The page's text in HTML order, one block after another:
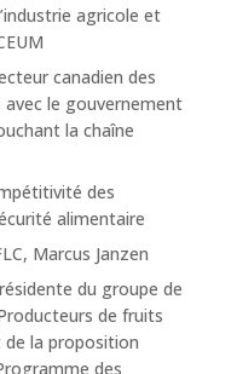
agricole et
canadien des
le gouvernement
la chaîne
des
alimentaire
Marcus Janzen
du groupe de
de fruits
de la proposition
des